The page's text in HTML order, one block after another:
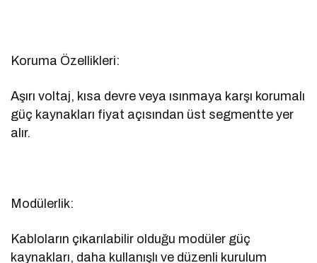
Koruma Özellikleri:
Aşırı voltaj, kısa devre veya ısınmaya karşı korumalı
güç kaynakları fiyat açısından üst segmentte yer
alır.
Modülerlik:
Kabloların çıkarılabilir olduğu modüler güç
kaynakları, daha kullanışlı ve düzenli kurulum